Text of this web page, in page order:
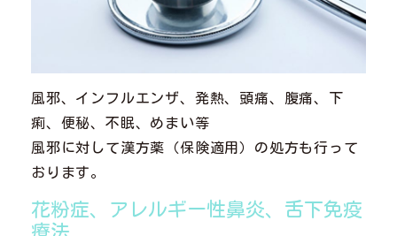
風邪、インフルエンザ、発熱、頭痛、腹痛、下
痢、便秘、不眠、めまい等
風邪に対して漢方薬（保険適用）の処方も行って
おります。
花粉症、アレルギー性鼻炎、舌下免疫
療法